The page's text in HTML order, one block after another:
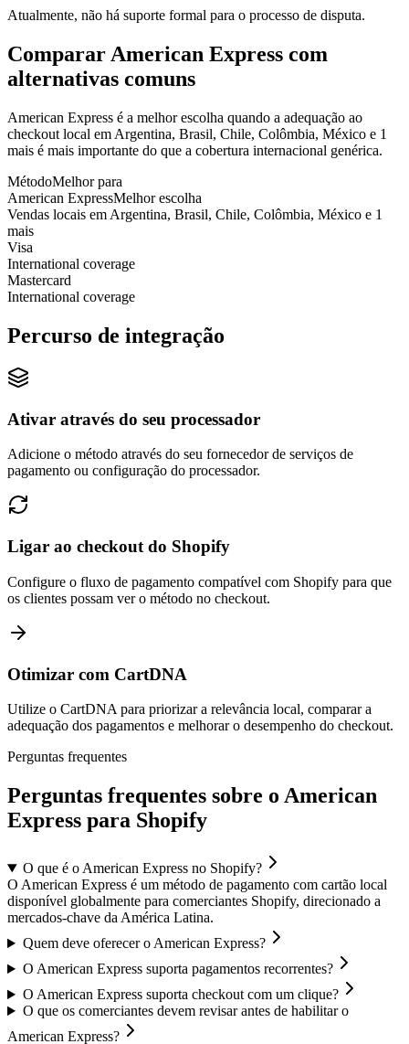
Atualmente, não há suporte formal para o processo de disputa.
Comparar American Express com
alternativas comuns
American Express é a melhor escolha quando a adequação ao
checkout local em Argentina, Brasil, Chile, Colômbia, México e 1
mais é mais importante do que a cobertura internacional genérica.
MétodoMelhor para
American ExpressMelhor escolha
Vendas locais em Argentina, Brasil, Chile, Colômbia, México e 1
mais
Visa
International coverage
Mastercard
International coverage
Percurso de integração
Ativar através do seu processador
Adicione o método através do seu fornecedor de serviços de
pagamento ou configuração do processador.
Ligar ao checkout do Shopify
Configure o fluxo de pagamento compatível com Shopify para que
os clientes possam ver o método no checkout.
Otimizar com CartDNA
Utilize o CartDNA para priorizar a relevância local, comparar a
adequação dos pagamentos e melhorar o desempenho do checkout.
Perguntas frequentes
Perguntas frequentes sobre o American
Express para Shopify
O que é o American Express no Shopify?
O American Express é um método de pagamento com cartão local
disponível globalmente para comerciantes Shopify, direcionado a
mercados-chave da América Latina.
Quem deve oferecer o American Express?
O American Express suporta pagamentos recorrentes?
O American Express suporta checkout com um clique?
O que os comerciantes devem revisar antes de habilitar o
American Express?